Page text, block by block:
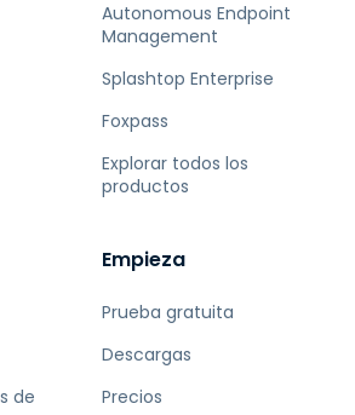
Autonomous Endpoint
Management
Splashtop Enterprise
Foxpass
Explorar todos los
productos
de
Empieza
Prueba gratuita
Descargas
Precios